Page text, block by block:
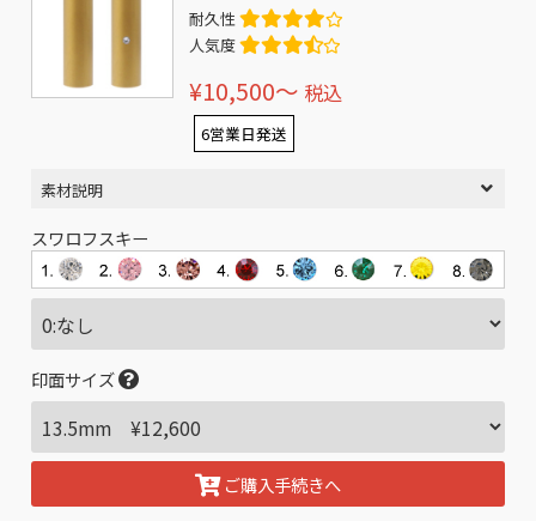
耐久性
人気度
¥10,500〜 税込
6営業日発送
素材説明
スワロフスキー
印面サイズ
ご購入手続きへ